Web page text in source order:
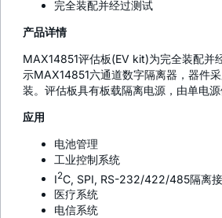
完全装配并经过测试
产品详情
MAX14851评估板(EV kit)为完全装配并
示MAX14851六通道数字隔离器，器件
装。评估板具有板载隔离电源，由单电源
应用
电池管理
工业控制系统
I2C, SPI, RS-232/422/485隔离
医疗系统
电信系统